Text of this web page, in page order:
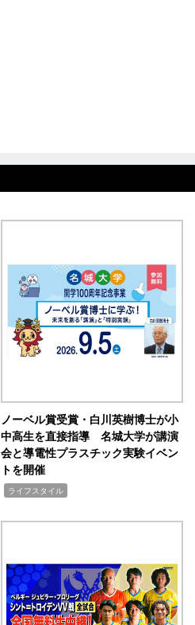
ノーベル賞受賞・白川英樹博士が小
中高生を直接指導 名城大学が講演
会と導電性プラスチック実験イベン
トを開催
ライフスタイル